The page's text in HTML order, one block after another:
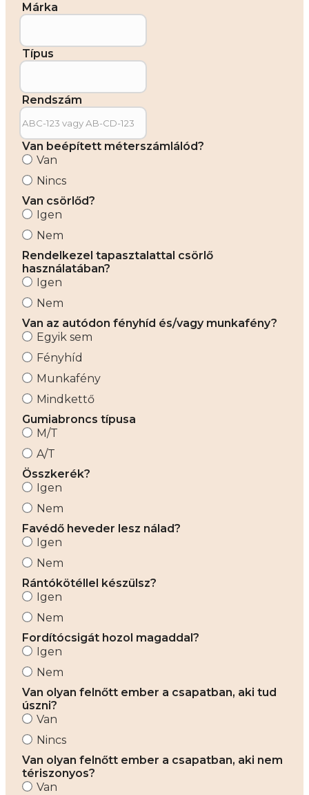
Márka
Típus
Rendszám
Van beépített méterszámlálód?
Van
Nincs
Van csörlőd?
Igen
Nem
Rendelkezel tapasztalattal csörlő
használatában?
Igen
Nem
Van az autódon fényhíd és/vagy munkafény?
Egyik sem
Fényhíd
Munkafény
Mindkettő
Gumiabroncs típusa
M/T
A/T
Összkerék?
Igen
Nem
Favédő heveder lesz nálad?
Igen
Nem
Rántókötéllel készülsz?
Igen
Nem
Fordítócsigát hozol magaddal?
Igen
Nem
Van olyan felnőtt ember a csapatban, aki tud
úszni?
Van
Nincs
Van olyan felnőtt ember a csapatban, aki nem
tériszonyos?
Van